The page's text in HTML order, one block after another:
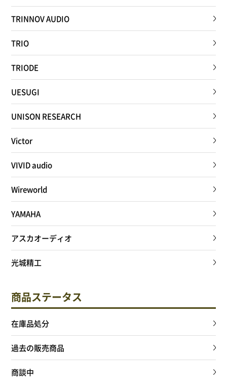
TRINNOV AUDIO
TRIO
TRIODE
UESUGI
UNISON RESEARCH
Victor
VIVID audio
Wireworld
YAMAHA
アスカオーディオ
光城精工
商品ステータス
在庫品処分
過去の販売商品
商談中